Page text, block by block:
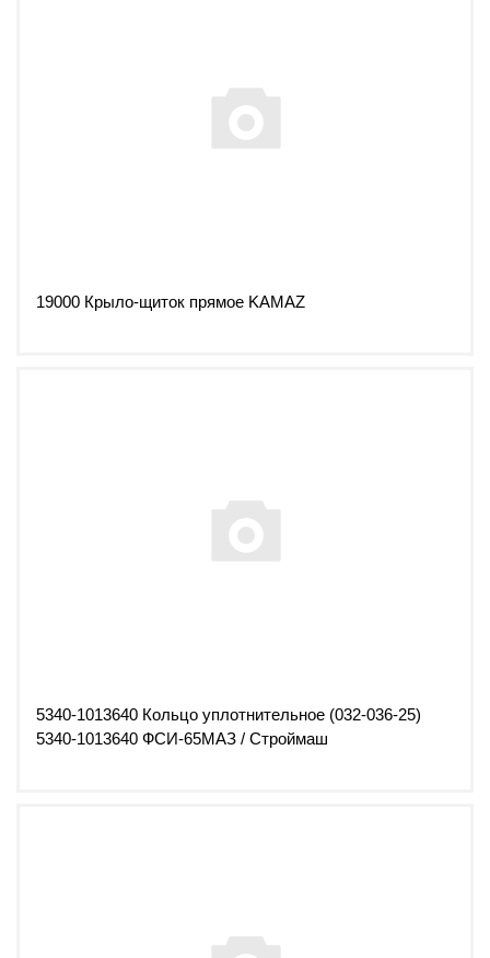
19000 Крыло-щиток прямое KAMAZ
5340-1013640 Кольцо уплотнительное (032-036-25)
5340-1013640 ФСИ-65МАЗ / Строймаш